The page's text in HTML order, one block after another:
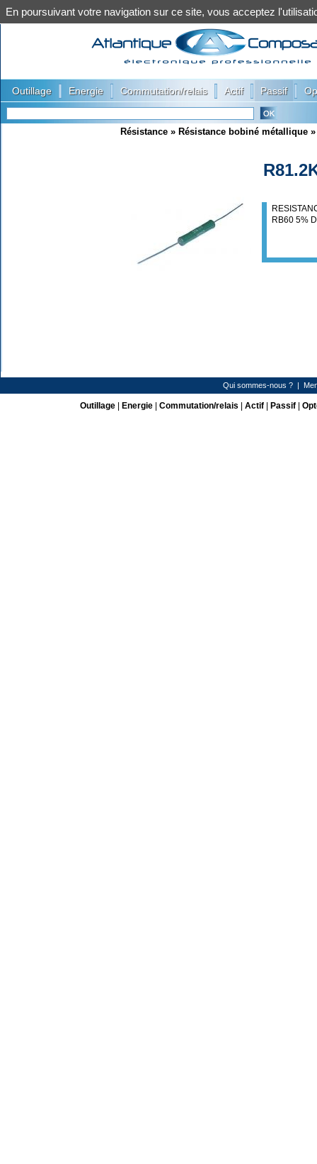
Outillage Energie Commutation/relais Actif Passif
Résistance » Résistance bobiné métallique
RB60 5%
Qui sommes-nous ? |
Outillage| Energie| Commutation/relais Actif| Passif|
En poursuivant votre navigation sur ce site, vous acceptez